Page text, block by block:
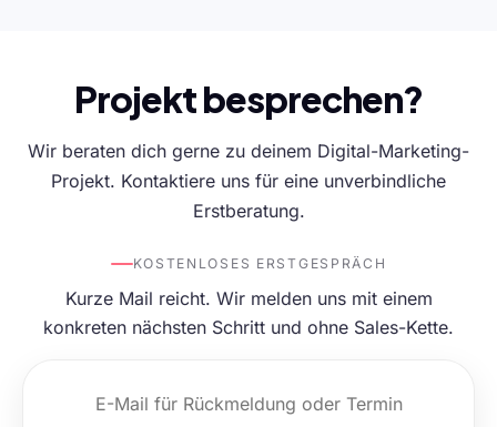
Projekt besprechen?
Wir beraten dich gerne zu deinem Digital-Marketing-
Projekt. Kontaktiere uns für eine unverbindliche
Erstberatung.
KOSTENLOSES ERSTGESPRÄCH
Kurze Mail reicht. Wir melden uns mit einem
konkreten nächsten Schritt und ohne Sales-Kette.